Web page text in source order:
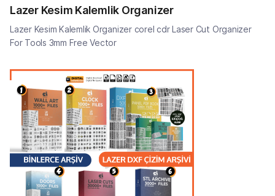
Lazer Kesim Kalemlik Organizer
Lazer Kesim Kalemlik Organizer corel cdr Laser Cut Organizer
For Tools 3mm Free Vector